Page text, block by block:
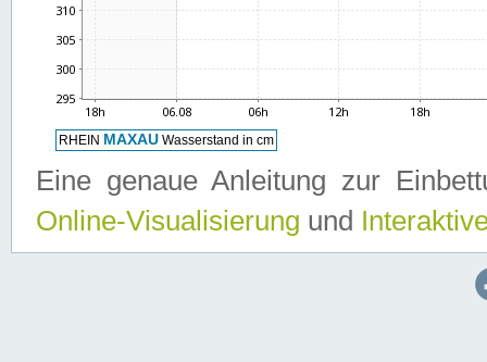
Eine genaue Anleitung zur
Online-Visualisierung und